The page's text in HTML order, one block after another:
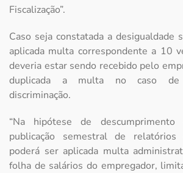
Fiscalização”.
Caso seja constatada a desigualdade
aplicada multa correspondente a 10
deveria estar sendo recebido pelo
duplicada a multa no caso de
discriminação.
“Na hipótese de
publicação semestral de relatórios
poderá ser aplicada multa
folha de salários do empregador,